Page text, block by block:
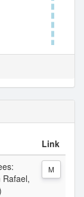
Link
Rafael,
M